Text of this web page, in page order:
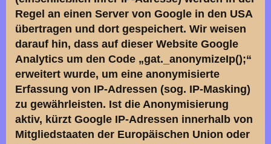
Regel an einen Server von Google in den USA
übertragen und dort gespeichert. Wir weisen
darauf hin, dass auf dieser Website Google
Analytics um den Code „gat._anonymizeIp();“
erweitert wurde, um eine anonymisierte
Erfassung von IP-Adressen (sog. IP-Masking)
zu gewährleisten. Ist die Anonymisierung
aktiv, kürzt Google IP-Adressen innerhalb von
Mitgliedstaaten der Europäischen Union oder